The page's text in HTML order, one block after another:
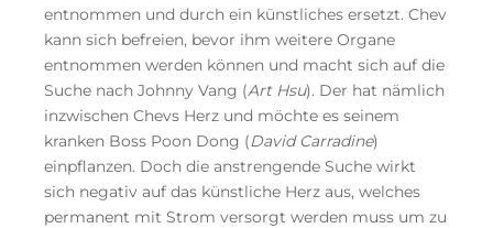
entnommen und durch ein künstliches ersetzt. Chev
kann sich befreien, bevor ihm weitere Organe
entnommen werden können und macht sich auf die
Suche nach Johnny Vang (Art Hsu). Der hat nämlich
inzwischen Chevs Herz und möchte es seinem
kranken Boss Poon Dong (David Carradine)
einpflanzen. Doch die anstrengende Suche wirkt
sich negativ auf das künstliche Herz aus, welches
permanent mit Strom versorgt werden muss um zu